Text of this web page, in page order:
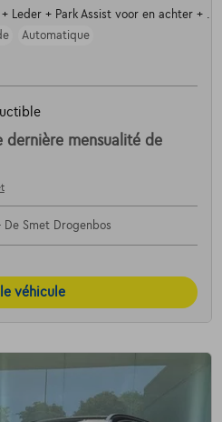
Leder + Park Assist voor en achter + ....
Automatique
dernière mensualité de
De Smet Drogenbos
véhicule